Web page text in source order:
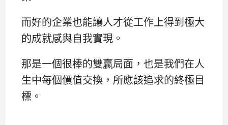
而好的企業也能讓人才從工作上得到極大
的成就感與自我實現。
那是一個很棒的雙贏局面，也是我們在人
生中每個價值交換，所應該追求的終極目
標。